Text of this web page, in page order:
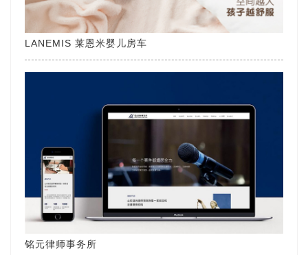
LANEMIS 莱恩米婴儿房车
铭元律师事务所